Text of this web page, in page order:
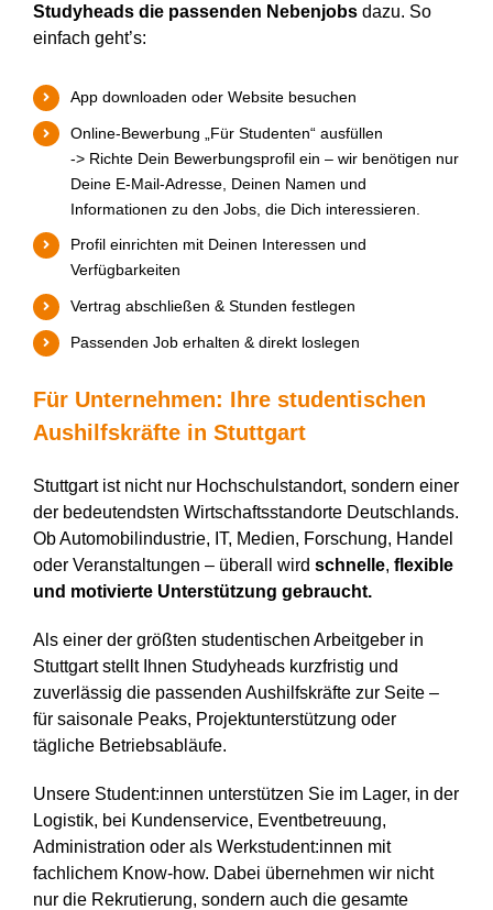
Studyheadsdie passenden Nebenjobsdazu. So
einfach geht’s:
App downloaden oder Website besuchen
Online-Bewerbung
„Für Studenten“ ausfüllen
-> Richte Dein Bewerbungsprofil ein – wir benötigen nur
Deine E-Mail-Adresse, Deinen Namen und
Informationen zu den Jobs, die Dich interessieren.
Profil einrichten mit Deinen Interessen und
Verfügbarkeiten
Vertrag abschließen & Stunden festlegen
Passenden Job erhalten & direkt loslegen
Für Unternehmen: Ihre studentischen
Aushilfskräfte in Stuttgart
Stuttgart ist nicht nur Hochschulstandort, sondern einer
der bedeutendsten Wirtschaftsstandorte Deutschlands.
Ob Automobilindustrie, IT, Medien, Forschung, Handel
oder Veranstaltungen – überall wird schnelle, flexible
und motivierte Unterstützung gebraucht.
Als einer der größten studentischen Arbeitgeber in
Stuttgart stellt Ihnen Studyheads kurzfristig und
zuverlässig die passenden Aushilfskräfte zur Seite –
für saisonale Peaks, Projektunterstützung oder
tägliche Betriebsabläufe.
Unsere Student:innen unterstützen Sie im Lager, in der
Logistik, bei Kundenservice, Eventbetreuung,
Administration oder als Werkstudent:innen mit
fachlichem Know-how. Dabei übernehmen wir nicht
nur die Rekrutierung, sondern auch die gesamte